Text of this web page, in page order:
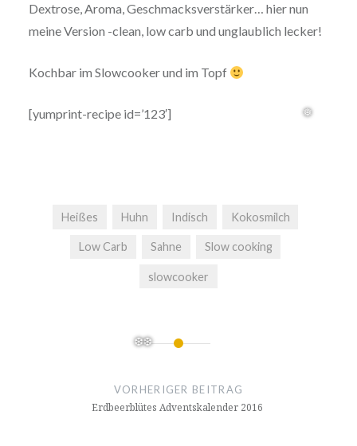
Dextrose, Aroma, Geschmacksverstärker… hier nun
meine Version -clean, low carb und unglaublich lecker!
Kochbar im Slowcooker und im Topf
[yumprint-recipe id=’123′]
Heißes Huhn Indisch Kokosmilch
Low Carb Sahne Slow cooking
slowcooker
Beitragsnavigation
VORHERIGER BEITRAG
Erdbeerblütes Adventskalender 2016